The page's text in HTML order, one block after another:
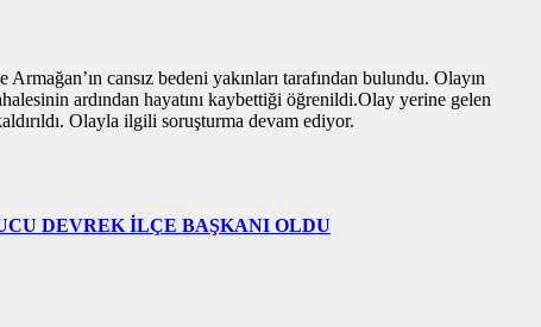
cansız bedeni yakınları tarafından bulundu. Olayın
ardından hayatını kaybettiği öğrenildi.Olay yerine gelen
Olayla ilgili soruşturma devam ediyor.
DEVREK İLÇE BAŞKANI OLDU